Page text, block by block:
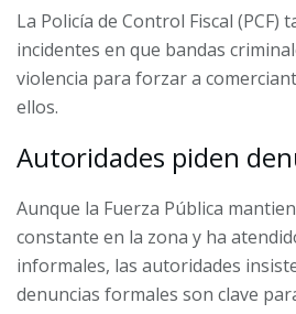
La Policía de Control Fiscal
incidentes en que bandas
violencia para forzar a
ellos.
Autoridades piden
Aunque la Fuerza Pública
constante en la zona y ha
informales, las autoridades
denuncias formales son clave